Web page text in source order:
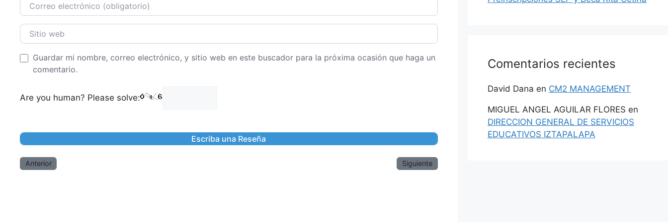
Sitio web
Guardar mi nombre, correo electrónico, y sitio web en este buscador para la próxima ocasión que haga un
comentario.
Are you human? Please solve:
Anterior Siguiente
Comentarios recientes
David Dana en CM2 MANAGEMENT
MIGUEL ANGEL AGUILAR FLORES en
DIRECCION GENERAL DE SERVICIOS
EDUCATIVOS IZTAPALAPA